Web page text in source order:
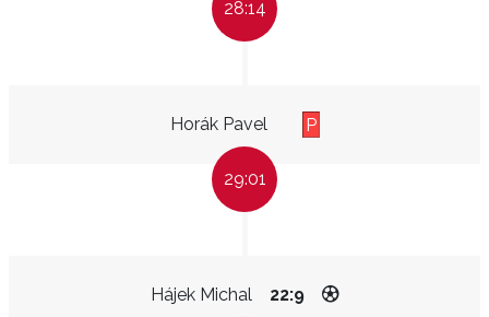
28:14
Horák Pavel P
29:01
Hájek Michal 22:9